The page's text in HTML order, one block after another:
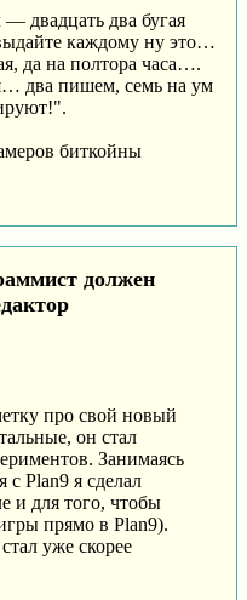
двадцать два бугая
каждому ну это…
да на полтора часа….
два пишем, семь на ум
биткойны
должен
про свой новый
он стал
Занимаясь
Plan9 я сделал
и для того, чтобы
прямо в Plan9).
уже скорее